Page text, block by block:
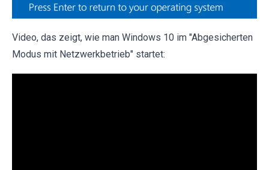
Video, das zeigt, wie man Windows 10 im "Abgesicherten
Modus mit Netzwerkbetrieb" startet: